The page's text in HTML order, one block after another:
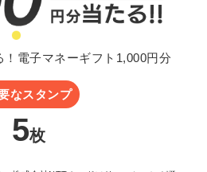
電子マネーギフト1,000円分
なスタンプ
5枚